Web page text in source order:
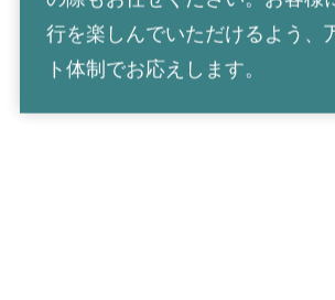
行を楽しんでいただけるよう、
ト体制でお応えします。